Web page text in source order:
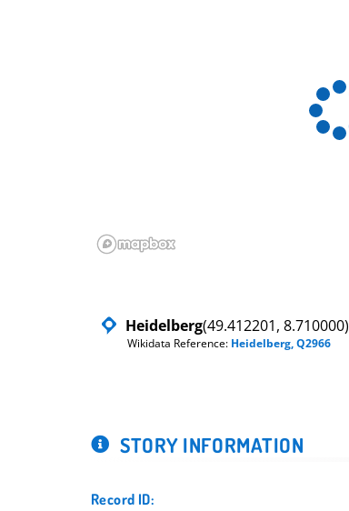
Heidelberg(49.412201, 8.710000)
Wikidata Reference: Heidelberg, Q2966
STORY INFORMATION
Record ID: